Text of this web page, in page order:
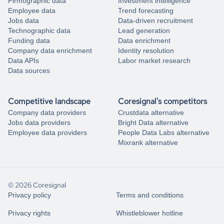
Employee data
Jobs data
Technographic data
Funding data
Company data enrichment
Data APIs
Data sources
Trend forecasting
Data-driven recruitment
Lead generation
Data enrichment
Identity resolution
Labor market research
Competitive landscape
Company data providers
Jobs data providers
Employee data providers
Coresignal's competitors
Crustdata alternative
Bright Data alternative
People Data Labs alternative
Mixrank alternative
© 2026 Coresignal
Privacy policy Terms and conditions
Privacy rights Whistleblower hotline